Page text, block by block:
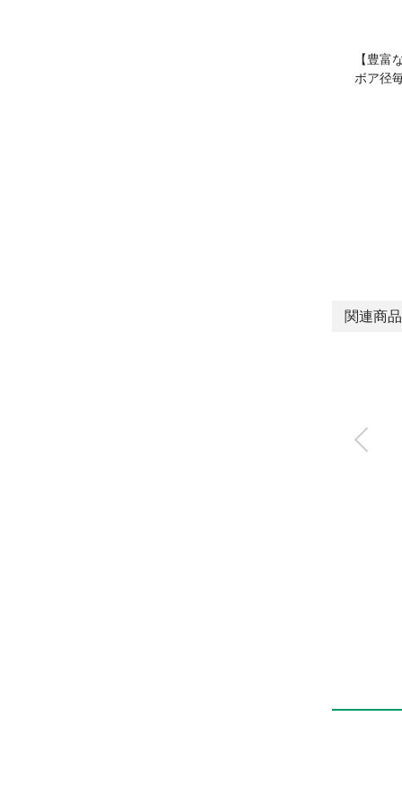
【豊富
ボア径
関連商品